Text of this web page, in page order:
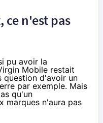
ce n'est pas
pu avoir la
Mobile restait
question d'avoir un
par exemple. Mais
qu'un
marques n'aura pas